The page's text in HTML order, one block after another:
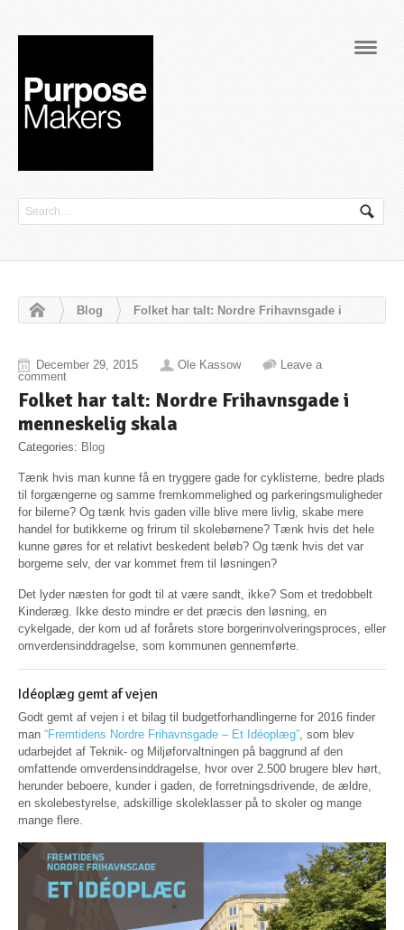
Blog
Folket har talt: Nordre Frihavnsgade i
December 29, 2015 Ole Kassow
Leave a
comment
Folket har talt: Nordre Frihavnsgade i
menneskelig skala
Categories: Blog
Tænk hvis man kunne få en tryggere gade for cyklisterne, bedre plads
til forgængerne og samme fremkommelighed og parkeringsmuligheder
for bilerne? Og tænk hvis gaden ville blive mere livlig, skabe mere
handel for butikkerne og frirum til skolebørnene? Tænk hvis det hele
kunne gøres for et relativt beskedent beløb? Og tænk hvis det var
borgerne selv, der var kommet frem til løsningen?
Det lyder næsten for godt til at være sandt, ikke? Som et tredobbelt
Kinderæg. Ikke desto mindre er det præcis den løsning, en
cykelgade, der kom ud af forårets store borgerinvolveringsproces, eller
omverdensinddragelse, som kommunen gennemførte.
Idéoplæg gemt af vejen
Godt gemt af vejen i et bilag til budgetforhandlingerne for 2016 finder
man “Fremtidens Nordre Frihavnsgade – Et Idéoplæg” , som blev
udarbejdet af Teknik- og Miljøforvaltningen på baggrund af den
omfattende omverdensinddragelse, hvor over 2.500 brugere blev hørt,
herunder beboere, kunder i gaden, de forretningsdrivende, de ældre,
en skolebestyrelse, adskillige skoleklasser på to skoler og mange
mange flere.